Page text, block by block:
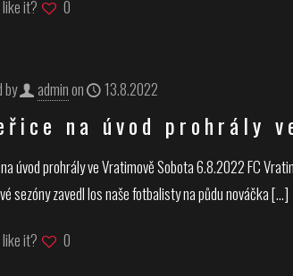
like it? 0
by adminon 13.8.2022
na úvod prohrály
úvod prohrály ve Vratimově Sobota 6.8.2022 FC
sezóny zavedl los naše fotbalisty na půdu nováčka[…]
like it? 0